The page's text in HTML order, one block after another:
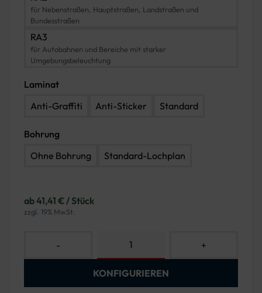
für Nebenstraßen, Hauptstraßen, Landstraßen und
Bundesstraßen
RA3
für Autobahnen und Bereiche mit starker
Umgebungsbeleuchtung
Laminat
Anti-Graffiti
Anti-Sticker Standard
Bohrung
Ohne Bohrung
Standard-Lochplan
ab 41,41 € / Stück
zzgl. 19% MwSt.
- +
KONFIGURIEREN